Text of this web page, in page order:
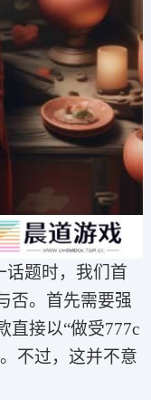
话题时，我们首
否。首先需要强
直接以“做受777c
不过，这并不意